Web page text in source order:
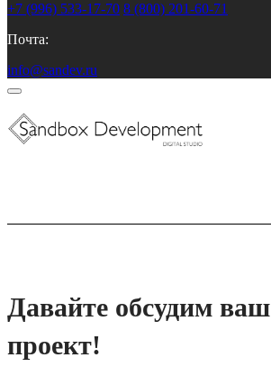
+7 (996) 533-17-70 8 (800) 201-60-71
Почта:
info@sandev.ru
Давайте обсудим ваш
проект!